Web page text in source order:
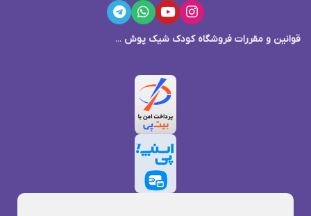
قوانین و مقررات فروشگاه کودک شیک پوش ...